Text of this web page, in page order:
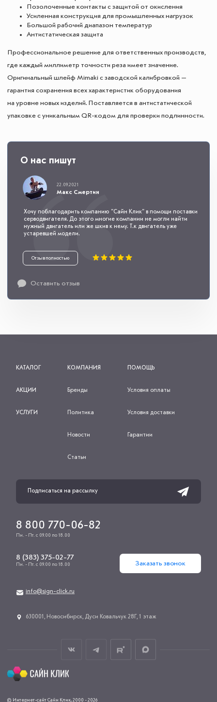
Позолоченные контакты с защитой от окисления
Усиленная конструкция для промышленных нагрузок
Большой рабочий диапазон температур
Антистатическая защита
Профессиональное решение для ответственных производств,
где каждый миллиметр точности реза имеет значение.
Оригинальный шлейф Mimaki с заводской калибровкой —
гарантия сохранения всех характеристик оборудования
на уровне новых изделий. Поставляется в антистатической
упаковке с уникальным QR-кодом для проверки подлинности.
О нас пишут
Оставить отзыв
22.09.2021
Макс Смертин
Хочу поблагодарить компанию "Сайн Клик" в помощи поставки
серводвигателя. До этого многие компании не могли найти
нужный двигатель или же шкив к нему. Т.к двигатель уже
устаревшей модели.
Отзыв полностью
КАТАЛОГ
АКЦИИ
УСЛУГИ
КОМПАНИЯ
Бренды
Политика
Новости
Статьи
ПОМОЩЬ
Условия оплаты
Условия доставки
Гарантии
8 800 770-06-82
Пн. - Пт. с 09.00 по 18.00
8 (383) 375-02-77
Пн. - Пт. с 09.00 по 18.00 Заказать звонок
info@sign-click.ru
​630001, Новосибирск, Дуси Ковальчук 28Г, 1 этаж
© Интернет-сайт Сайн Клик, 2000 - 2026